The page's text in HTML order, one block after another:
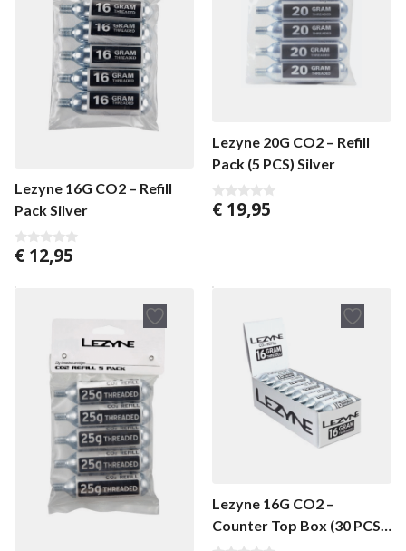
Lezyne 16G CO2 – Refill
Pack Silver
0
n
€ 12,95
Lezyne 20G CO2 – Refill
Pack (5 PCS) Silver
0
v
€ 19,95
Lezyne 16G CO2 –
Counter Top Box (30 PCS)
Silver